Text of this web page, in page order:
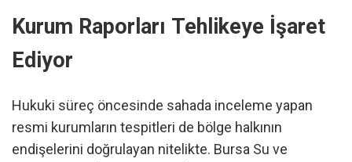
Kurum Raporları Tehlikeye İşaret
Ediyor
Hukuki süreç öncesinde sahada inceleme yapan
resmi kurumların tespitleri de bölge halkının
endişelerini doğrulayan nitelikte. Bursa Su ve